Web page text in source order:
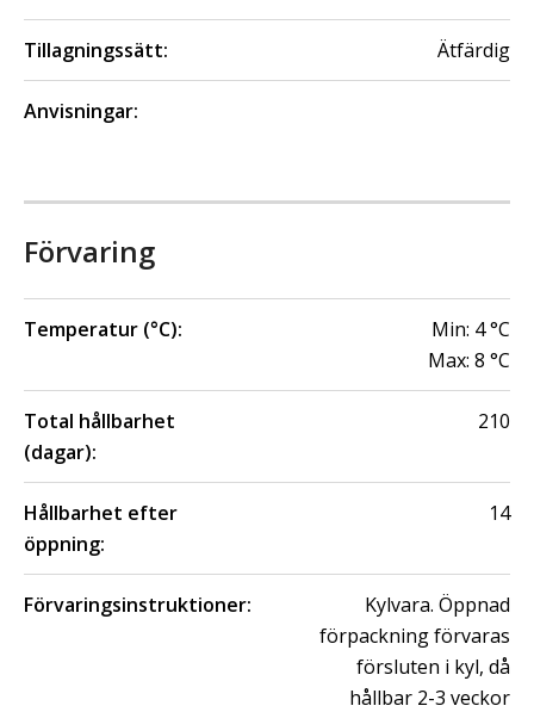
Tillagningssätt: Ätfärdig
Anvisningar:
Förvaring
Temperatur (°C): Min: 4°C
Max: 8 °C
Total hållbarhet
(dagar):
210
Hållbarhet efter
öppning:
14
Förvaringsinstruktioner:
Kylvara. Öppnad
förpackning förvaras
försluten i kyl, då
hållbar 2-3 veckor